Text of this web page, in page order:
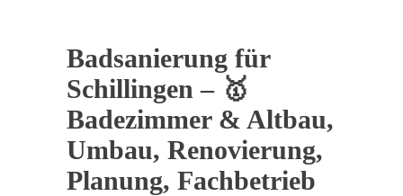
Badsanierung für
Schillingen – 🥇
Badezimmer & Altbau,
Umbau, Renovierung,
Planung, Fachbetrieb